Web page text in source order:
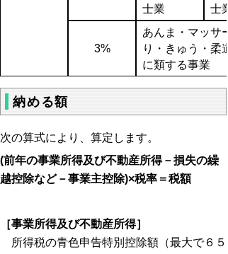
士業
士業
3%
あんま・マッサ
り・きゅう・柔
に類する事業
納める額
次の算式により、算定します。
(前年の事業所得及び不動産所得－損失の繰
越控除など－事業主控除)×税率＝税額
［事業所得及び不動産所得］
所得税の青色申告特別控除額（最大で６５